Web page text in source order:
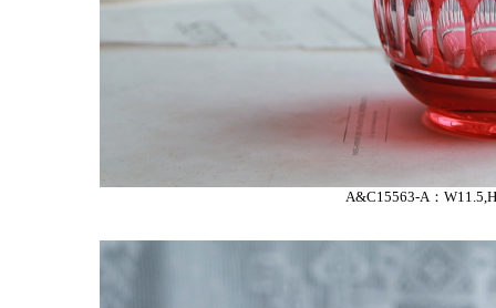
A&C15563-A：